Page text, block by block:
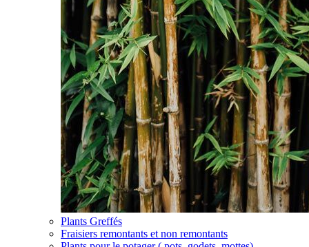
Plants Greffés
Fraisiers remontants et non remontants